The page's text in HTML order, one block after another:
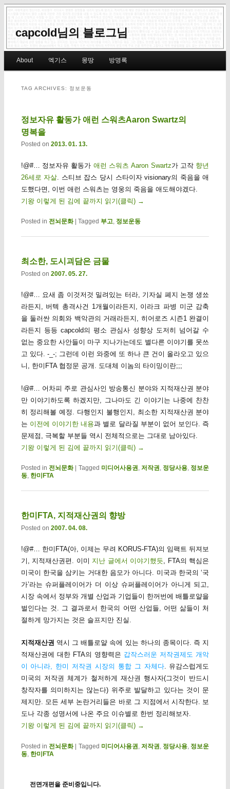
capcold님의 블로그님
Skip to primary content
Skip to secondary content
About 엑기스 몽땅 방명록
TAG ARCHIVES: 정보운동
정보자유 활동가 애런 스워츠Aaron Swartz의
명복을
Posted on 2013. 01. 13.
!@#… 정보자유 활동가 애런 스워츠 Aaron Swartz가 고작 향년
26세로 자살 . 스티브 잡스 당시 스타이자 visionary의 죽음을 애
도했다면, 이번 애런 스워츠는 영웅의 죽음을 애도해야겠다.
기왕 이렇게 된 김에 끝까지 읽기(클릭) →
Posted in 전뇌문화 | Tagged 부고 정보운동
최소한, 도시괴담은 금물
Posted on 2007. 05. 27.
!@#… 요새 좀 이것저것 밀려있는 터라, 기자실 폐지 논쟁 생쑈
라든지, 버텍 총격사건 1개월이라든지, 이라크 파병 미군 감축
을 둘러싼 의회와 백악관의 거래라든지, 히어로즈 시즌1 완결이
라든지 등등 capcold의 평소 관심사 성향상 도저히 넘어갈 수
없는 중요한 사안들이 마구 지나가는데도 별다른 이야기를 못쓰
고 있다. -_-; 그런데 이런 와중에 또 하나 큰 건이 올라오고 있으
니, 한미FTA 협정문 공개. 도대체 이놈의 타이밍이란;;;
!@#… 어차피 주로 관심사인 방송통신 분야와 지적재산권 분야
만 이야기하도록 하겠지만, 그나마도 긴 이야기는 나중에 찬찬
히 정리해볼 예정. 다행인지 불행인지, 최소한 지적재산권 분야
는 이전에 이야기한 내용과 별로 달라질 부분이 없어 보인다. 즉
문제점, 극복할 부분들 역시 전체적으로는 그대로 남아있다.
기왕 이렇게 된 김에 끝까지 읽기(클릭) →
Posted in 전뇌문화 Tagged 미디어사용권, 저작권, 정당사용, 정보운
동, 한미FTA
한미FTA, 지적재산권의 향방
Posted on 2007. 04. 08.
!@#… 한미FTA(아, 이제는 무려 KORUS-FTA)의 임팩트 뒤져보
기, 지적재산권편. 이미 지난 글에서 이야기했듯, FTA의 핵심은
미국이 한국을 삼키는 거대한 음모가 아니다. 미국과 한국의 ‘국
가’라는 슈퍼플레이어가 더 이상 슈퍼플레이어가 아니게 되고,
시장 속에서 정부와 개별 산업과 기업들이 한꺼번에 배틀로얄을
벌인다는 것. 그 결과로서 한국의 어떤 산업들, 어떤 삶들이 처
절하게 망가지는 것은 슬프지만 진실.
지적재산권 역시 그 배틀로얄 속에 있는 하나의 종목이다. 즉 지
적재산권에 대한 FTA의 영향력은 갑작스러운 저작권제도 개악
이 아니라, 한미 저작권 시장의 통합 그 자체다. 유감스럽게도
미국의 저작권 체계가 철저하게 재산권 행사자(그것이 반드시
창작자를 의미하지는 않는다) 위주로 발달하고 있다는 것이 문
제지만. 모든 세부 논란거리들은 바로 그 지점에서 시작한다. 보
도나 각종 성명서에 나온 주요 이슈별로 한번 정리해보자.
기왕 이렇게 된 김에 끝까지 읽기(클릭) →
Posted in 전뇌문화 | Tagged 미디어사용권 저작권 정당사용 정보운
동, 한미FTA
전면개편을 준비중입니다.